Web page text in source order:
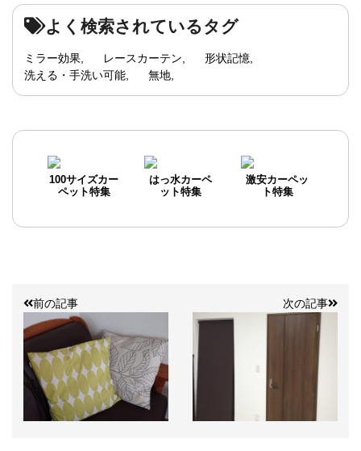
よく検索されているタグ
ミラー効果 レースカーテン
形状記憶
洗える・手洗い可能
無地
100サイズカー
ペット特集
はっ水カーペ
ット特集
激安カーペッ
ト特集
前の記事 次の記事